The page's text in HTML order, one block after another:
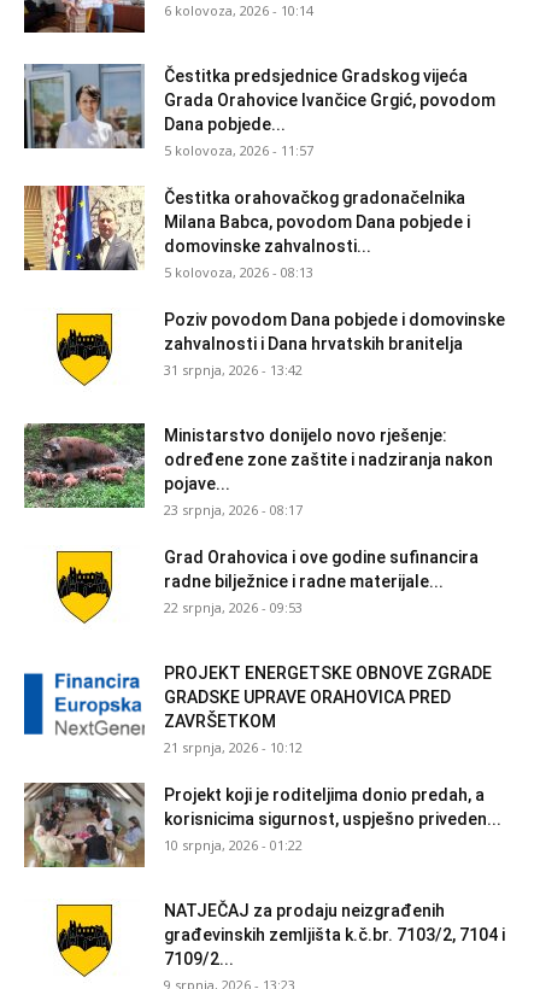
6 kolovoza, 2026 - 10:14
Čestitka predsjednice Gradskog vijeća
Grada Orahovice Ivančice Grgić, povodom
Dana pobjede...
5 kolovoza, 2026 - 11:57
Čestitka orahovačkog gradonačelnika
Milana Babca, povodom Dana pobjede i
domovinske zahvalnosti...
5 kolovoza, 2026 - 08:13
Poziv povodom Dana pobjede i domovinske
zahvalnosti i Dana hrvatskih branitelja
31 srpnja, 2026 - 13:42
Ministarstvo donijelo novo rješenje:
određene zone zaštite i nadziranja nakon
pojave...
23 srpnja, 2026 - 08:17
Grad Orahovica i ove godine sufinancira
radne bilježnice i radne materijale...
22 srpnja, 2026 - 09:53
PROJEKT ENERGETSKE OBNOVE ZGRADE
GRADSKE UPRAVE ORAHOVICA PRED
ZAVRŠETKOM
21 srpnja, 2026 - 10:12
Projekt koji je roditeljima donio predah, a
korisnicima sigurnost, uspješno priveden...
10 srpnja, 2026 - 01:22
NATJEČAJ za prodaju neizgrađenih
građevinskih zemljišta k.č.br. 7103/2, 7104 i
7109/2...
9 srpnja, 2026 - 13:23